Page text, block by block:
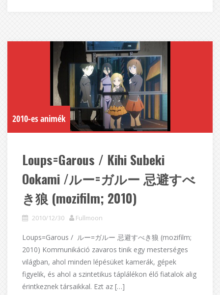
2010-es animék
Loups=Garous / Kihi Subeki
Ookami /ルー=ガルー 忌避すべ
き狼 (mozifilm; 2010)
2010/12/30 Fullmoon
Loups=Garous / ルー=ガルー 忌避すべき狼 (mozifilm;
2010) Kommunikáció zavaros tinik egy mesterséges
világban, ahol minden lépésüket kamerák, gépek
figyelik, és ahol a szintetikus táplálékon élő fiatalok alig
érintkeznek társaikkal. Ezt az […]